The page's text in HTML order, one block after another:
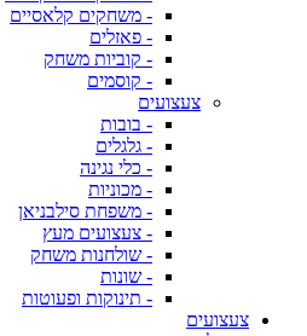
- משחקים קלאסיים
- פאזלים
- קוביות משחק
- קוסמים
צעצועים
- בובות
- גלגלים
- כלי נגינה
- מכוניות
- משפחת סילבניאן
- צעצועים מעץ
- שולחנות משחק
- שונות
- תינוקות ופעוטות
צעצועים